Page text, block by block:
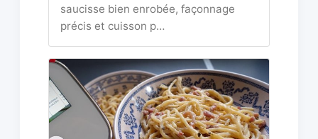
saucisse bien enrobée, façonnage
précis et cuisson p…